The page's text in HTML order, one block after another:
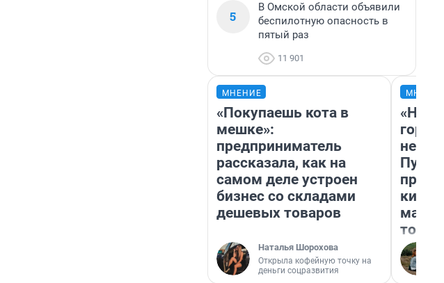
5
В Омской области объявили
беспилотную опасность в
пятый раз
11 901
МНЕНИЕ
«Покупаешь кота в
мешке»:
предприниматель
рассказала, как на
самом деле устроен
бизнес со складами
дешевых товаров
Наталья Шорохова
Открыла кофейную точку на
деньги соцразвития
«Нет
того